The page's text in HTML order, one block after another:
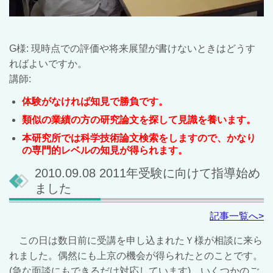
G様: 現時点での評価や将来展望が書けないときはどうす
ればよいですか。
講師:
体験がなければ知見で勝負です。
類似の業績の方の研究論文を探して見識を養います。
本研究所では科学技術論文検索をしますので、かなり
の専門的レベルの知見が得られます。
2010.09.08 2011年受験に向けて指導始め
ました
記事一覧へ>
この日は数日前に受講を申し込まれたＹ様が相談に来ら
れました。偶然にも上京の機会が得られたとのことです。
(急な面談にもできるだけ対応しています) いくつかのご